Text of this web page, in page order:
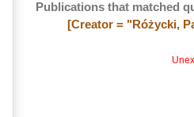
Publications that matched
[Creator = "Różycki,